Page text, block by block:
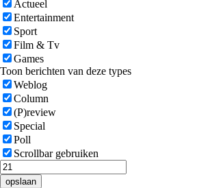
Actueel
Entertainment
Sport
Film & Tv
Games
Toon berichten van deze types
Weblog
Column
(P)review
Special
Poll
Scrollbar gebruiken
opslaan